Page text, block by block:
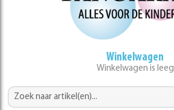
Winkelwagen
Winkelwagen is leeg